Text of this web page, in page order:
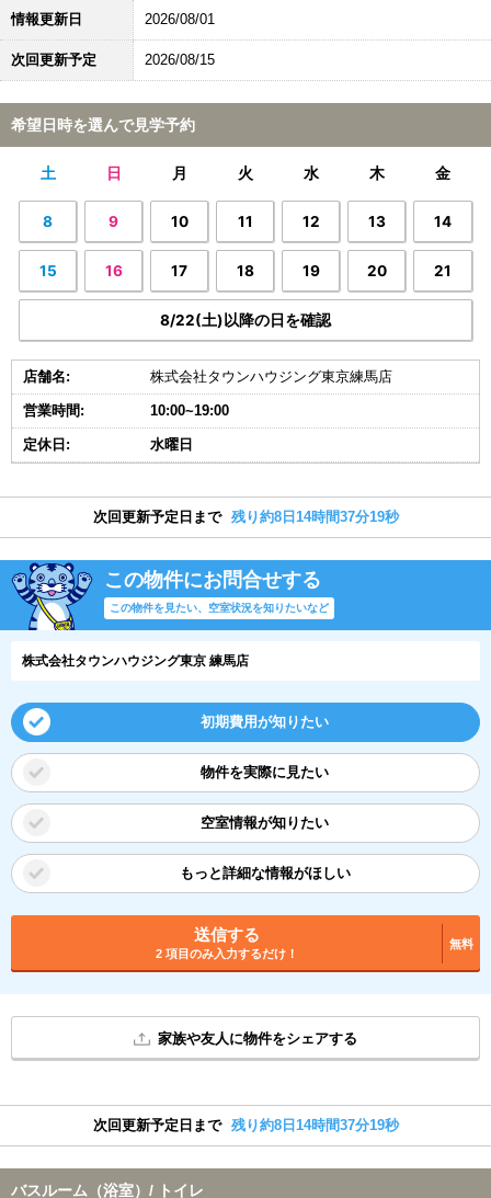
情報更新日 2026/08/01
次回更新予定 2026/08/15
希望日時を選んで見学予約
土 日 月 火 水 木 金
8 9 10 11 12 13 14
15 16 17 18 19 20 21
8/22(土)以降の日を確認
店舗名: 株式会社タウンハウジング東京練馬店
営業時間: 10:00~19:00
定休日: 水曜日
次回更新予定日まで 残り約8日14時間37分19秒
この物件にお問合せする
この物件を見たい、空室状況を知りたいなど
株式会社タウンハウジング東京 練馬店
初期費用が知りたい
物件を実際に見たい
空室情報が知りたい
もっと詳細な情報がほしい
送信する
2 項目のみ入力するだけ！
無料
家族や友人に物件をシェアする
次回更新予定日まで 残り約8日14時間37分19秒
バスルーム（浴室）/ トイレ